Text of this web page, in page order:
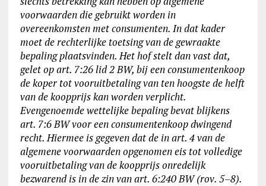
voorwaarden die gebruikt worden in
overeenkomsten met consumenten. In dat kader
moet de rechterlijke toetsing van de gewraakte
bepaling plaatsvinden. Het hof stelt dan vast dat,
gelet op art. 7:26 lid 2 BW, bij een consumentenkoop
de koper tot vooruitbetaling van ten hoogste de helft
van de koopprijs kan worden verplicht.
Evengenoemde wettelijke bepaling bevat blijkens
art. 7:6 BW voor een consumentenkoop dwingend
recht. Hiermee is gegeven dat de in art. 4 van de
algemene voorwaarden opgenomen eis tot volledige
vooruitbetaling van de koopprijs onredelijk
bezwarend is in de zin van art. 6:240 BW (rov. 5–8).